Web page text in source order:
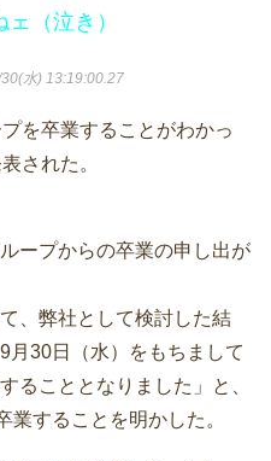
（泣き）
30(水) 13:19:00.27
を卒業することがわかっ
された。
ープからの卒業の申し出が
、弊社として検討した結
月30日（水）をもちまして
ることとなりました」と、
することを明かした。